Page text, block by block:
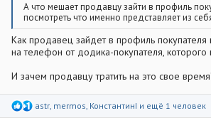
А что мешает продавцу зайти в профиль
посмотреть что именно представляет из
Как продавец зайдет в профиль
на телефон от додика-покупателя,
И зачем продавцу тратить на это свое
Р
astr, mermos, КонстантинI и ещё 1 человек